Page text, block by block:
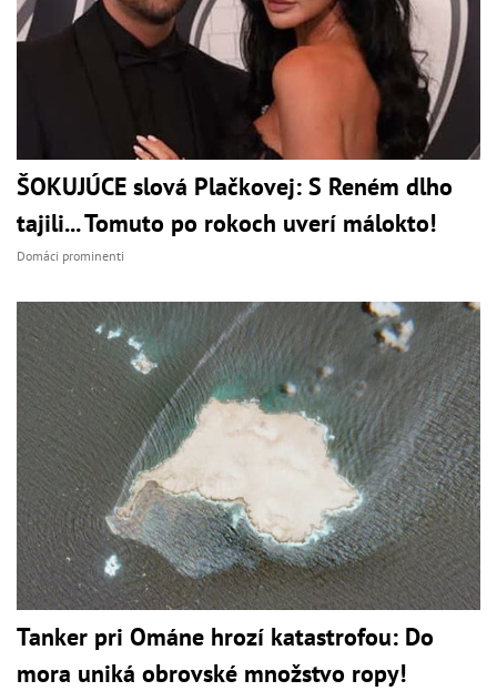
ŠOKUJÚCE slová Plačkovej: S Reném dlho
tajili... Tomuto po rokoch uverí málokto!
Domáci prominenti
Tanker pri Ománe hrozí katastrofou: Do
mora uniká obrovské množstvo ropy!